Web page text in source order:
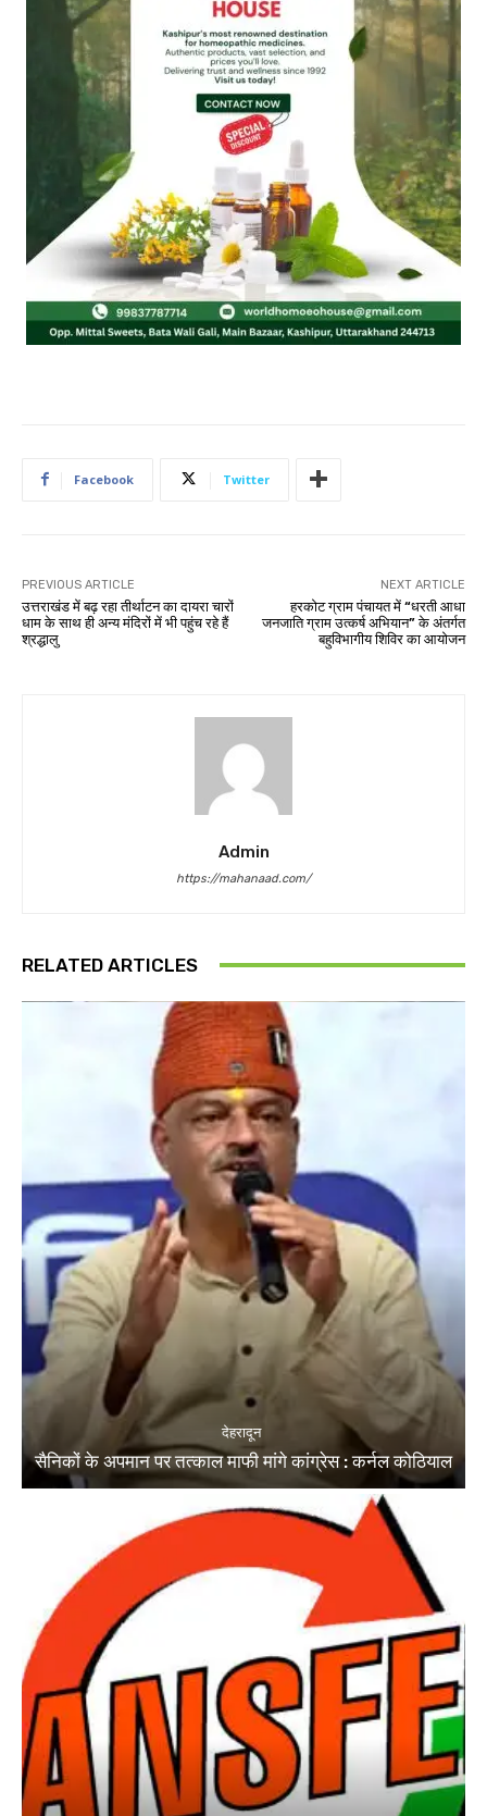
Facebook Twitter
PREVIOUS ARTICLE
उत्तराखंड में बढ़ रहा तीर्थाटन का दायरा चारों
धाम के साथ ही अन्य मंदिरों में भी पहुंच रहे हैं
श्रद्धालु
NEXT ARTICLE
हरकोट ग्राम पंचायत में “धरती आधा
जनजाति ग्राम उत्कर्ष अभियान” के अंतर्गत
बहुविभागीय शिविर का आयोजन
Admin
https://mahanaad.com/
RELATED ARTICLES
देहरादून
सैनिकों के अपमान पर तत्काल माफी मांगे कांग्रेस : कर्नल कोठियाल